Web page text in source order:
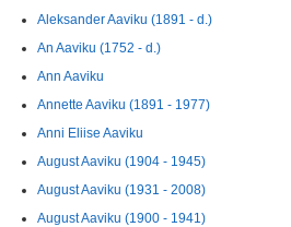
Aleksander Aaviku (1891 - d.)
An Aaviku (1752 - d.)
Ann Aaviku
Annette Aaviku (1891 - 1977)
Anni Eliise Aaviku
August Aaviku (1904 - 1945)
August Aaviku (1931 - 2008)
August Aaviku (1900 - 1941)